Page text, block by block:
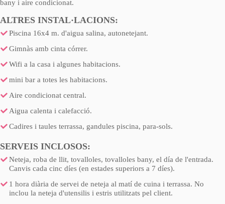
bany i aire condicionat.
ALTRES INSTAL·LACIONS:
Piscina 16x4 m. d'aigua salina, autonetejant.
Gimnàs amb cinta córrer.
Wifi a la casa i algunes habitacions.
mini bar a totes les habitacions.
Aire condicionat central.
Aigua calenta i calefacció.
Cadires i taules terrassa, gandules piscina, para-sols.
SERVEIS INCLOSOS:
Neteja, roba de llit, tovalloles, tovalloles bany, el día de l'entrada.
Canvis cada cinc díes (en estades superiors a 7 díes).
1 hora diària de servei de neteja al matí de cuina i terrassa. No
inclou la neteja d'utensilis i estris utilitzats pel client.